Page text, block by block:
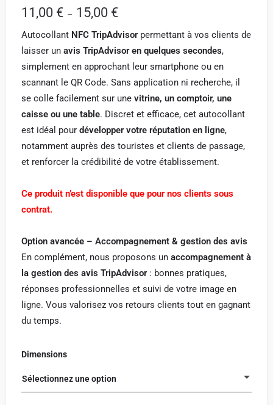
11,00 € – 15,00 €
Autocollant NFC TripAdvisorpermettant à vos clients de
laisser un avis TripAdvisor en quelques secondes,
simplement en approchant leur smartphone ou en
scannant le QR Code. Sans application ni recherche, il
se colle facilement sur une vitrine, un comptoir, une
caisse ou une table. Discret et efficace, cet autocollant
est idéal pour développer votre réputation en ligne,
notamment auprès des touristes et clients de passage,
et renforcer la crédibilité de votre établissement.
Ce produit n’est disponible que pour nos clients sous
contrat.
Option avancée – Accompagnement & gestion des avis
En complément, nous proposons un accompagnement à
la gestion des avis TripAdvisor: bonnes pratiques,
réponses professionnelles et suivi de votre image en
ligne. Vous valorisez vos retours clients tout en gagnant
du temps.
Dimensions
Sélectionnez une option